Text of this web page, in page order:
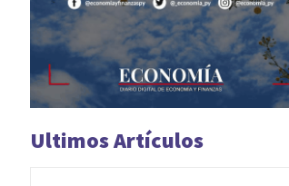
Ultimos Artículos